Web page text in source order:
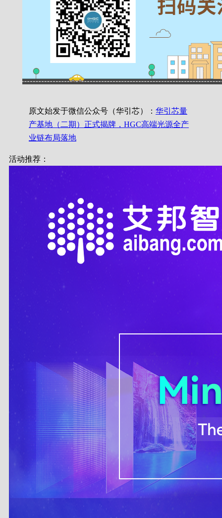
原文始发于微信公众号（华引芯）： 华引芯量
产基地（二期）正式揭牌，HGC高端光源全产
业链布局落地
活动推荐：